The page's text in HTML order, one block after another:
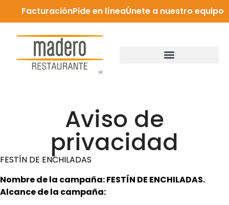
FacturaciónPide en líneaÚnete a nuestro equipo
Aviso de
privacidad
FESTÍN DE ENCHILADAS
Nombre de la campaña: FESTÍN DE ENCHILADAS.
Alcance de la campaña: